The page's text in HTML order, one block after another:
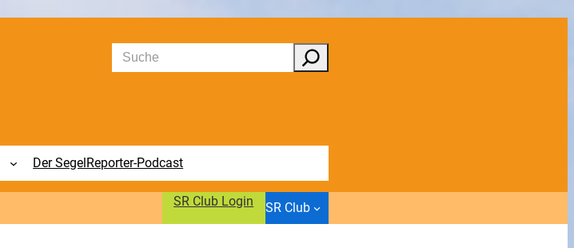
Suchen
Der SegelReporter-Podcast
SR Club Login SR Club